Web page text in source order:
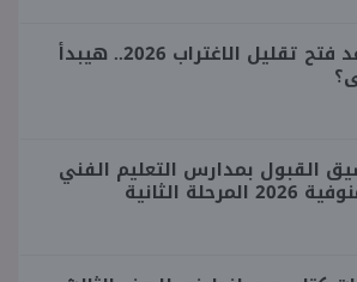
موعد فتح تقليل الاغتراب 2026.. هيبدأ
القبول بمدارس التعليم الفني
المرحلة الثانية